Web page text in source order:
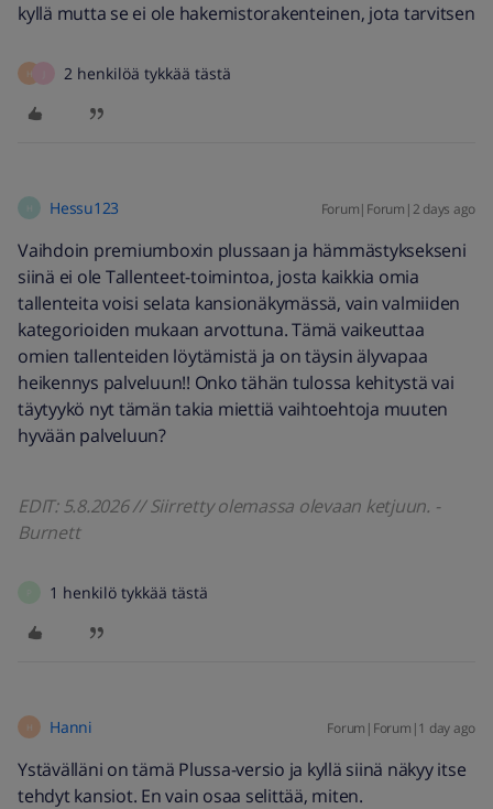
kyllä mutta se ei ole hakemistorakenteinen, jota tarvitsen
H 2 henkilöä tykkää tästä
Hessu123 Forum|Forum|2 days ago
Vaihdoin premiumboxin plussaan ja hämmästyksekseni
siinä ei ole Tallenteet-toimintoa, josta kaikkia omia
tallenteita voisi selata kansionäkymässä, vain valmiiden
kategorioiden mukaan arvottuna. Tämä vaikeuttaa
omien tallenteiden löytämistä ja on täysin älyvapaa
heikennys palveluun!! Onko tähän tulossa kehitystä vai
täytyykö nyt tämän takia miettiä vaihtoehtoja muuten
hyvään palveluun?
EDIT: 5.8.2026 // Siirretty olemassa olevaan ketjuun. -
Burnett
1 henkilö tykkää tästä
H Hanni Forum|Forum|1 day ago
Ystävälläni on tämä Plussa-versio ja kyllä siinä näkyy itse
tehdyt kansiot. En vain osaa selittää, miten.